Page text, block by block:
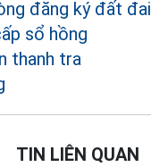
đăng ký đất đai
sổ hồng
thanh tra
TIN LIÊN QUAN